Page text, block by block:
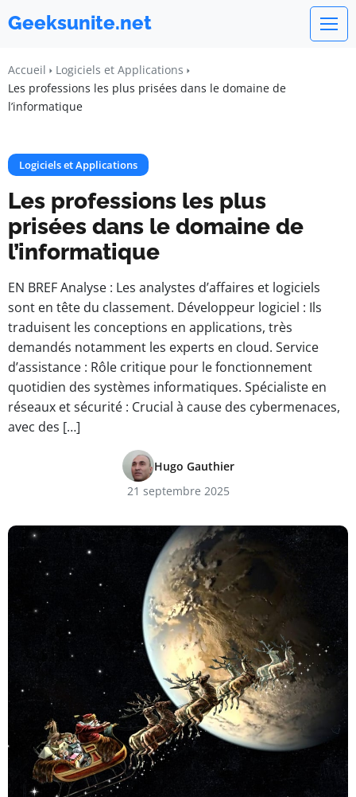
Geeksunite.net
Accueil
Logiciels et Applications
Les professions les plus prisées dans le domaine de
l’informatique
Logiciels et Applications
Les professions les plus
prisées dans le domaine de
l’informatique
EN BREF Analyse : Les analystes d’affaires et logiciels
sont en tête du classement. Développeur logiciel : Ils
traduisent les conceptions en applications, très
demandés notamment les experts en cloud. Service
d’assistance : Rôle critique pour le fonctionnement
quotidien des systèmes informatiques. Spécialiste en
réseaux et sécurité : Crucial à cause des cybermenaces,
avec des […]
Hugo Gauthier
21 septembre 2025